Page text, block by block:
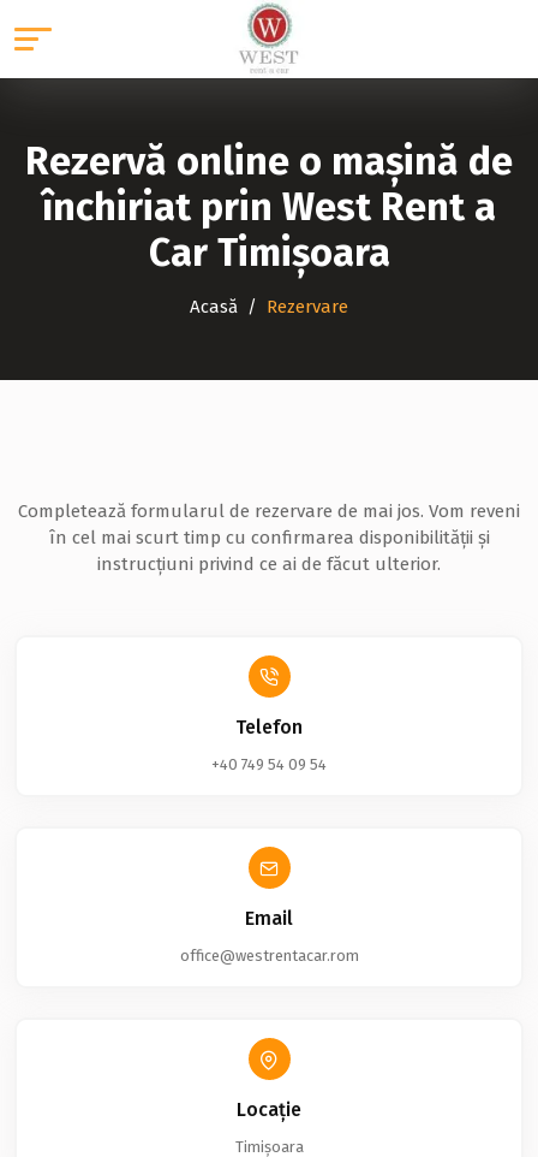
Rezervă online o mașină de
închiriat prin West Rent a
Car Timișoara
Acasă Rezervare
Completează formularul de rezervare de mai jos. Vom reveni
în cel mai scurt timp cu confirmarea disponibilității și
instrucțiuni privind ce ai de făcut ulterior.
Telefon
+40 749 54 09 54
Email
office@westrentacar.rom
Locație
Timișoara